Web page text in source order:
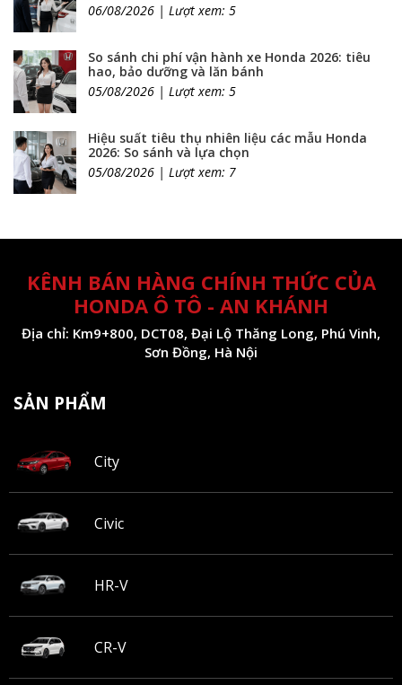
06/08/2026 | Lượt xem: 5
So sánh chi phí vận hành xe Honda 2026: tiêu
hao, bảo dưỡng và lăn bánh
05/08/2026 | Lượt xem: 5
Hiệu suất tiêu thụ nhiên liệu các mẫu Honda
2026: So sánh và lựa chọn
05/08/2026 | Lượt xem: 7
KÊNH BÁN HÀNG CHÍNH THỨC CỦA
HONDA Ô TÔ - AN KHÁNH
Địa chỉ: Km9+800, DCT08, Đại Lộ Thăng Long, Phú Vinh,
Sơn Đồng, Hà Nội
SẢN PHẨM
City
Civic
HR-V
CR-V